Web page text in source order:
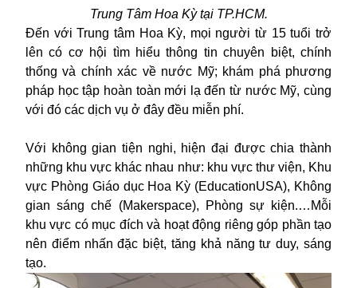
Trung Tâm Hoa Kỳ tại TP.HCM.
Đến với Trung tâm Hoa Kỳ, mọi người từ 15 tuổi trở
lên có cơ hội tìm hiểu thông tin chuyên biệt, chính
thống và chính xác về nước Mỹ; khám phá phương
pháp học tập hoàn toàn mới lạ đến từ nước Mỹ, cùng
với đó các dịch vụ ở đây đều miễn phí.
Với không gian tiện nghi, hiện đại được chia thành
những khu vực khác nhau như: khu vực thư viện, Khu
vực Phòng Giáo dục Hoa Kỳ (EducationUSA), Không
gian sáng chế (Makerspace), Phòng sự kiện.…Mỗi
khu vực có mục đích và hoạt động riêng góp phần tạo
nên điểm nhấn đặc biệt, tăng khả năng tư duy, sáng
tạo.